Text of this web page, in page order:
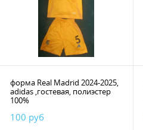
форма Real Madrid 2024-2025,
adidas ,гостевая, полиэстер
100%
100 руб